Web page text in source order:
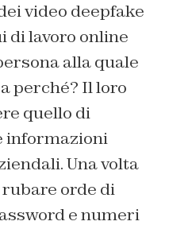
video deepfake
di lavoro online
alla quale
perché? Il loro
quello di
informazioni
Una volta
orde di
e numeri